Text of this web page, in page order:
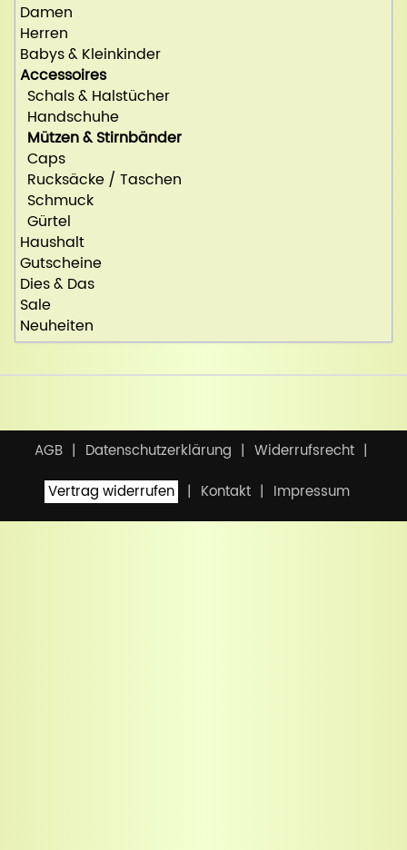
Damen
Herren
Babys & Kleinkinder
Accessoires
Schals & Halstücher
Handschuhe
Mützen & Stirnbänder
Caps
Rucksäcke / Taschen
Schmuck
Gürtel
Haushalt
Gutscheine
Dies & Das
Sale
Neuheiten
AGB Datenschutzerklärung
Widerrufsrecht
Vertrag widerrufen
Kontakt Impressum